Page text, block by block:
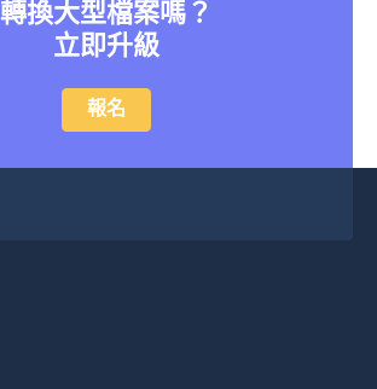
轉換大型檔案嗎？
立即升級
報名